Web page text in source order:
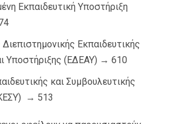
Εκπαιδευτική Υποστήριξη
Εκπαιδευτικής
Υποστήριξης (ΕΔΕΑΥ) → 610
και Συμβουλευτικής
→ 513